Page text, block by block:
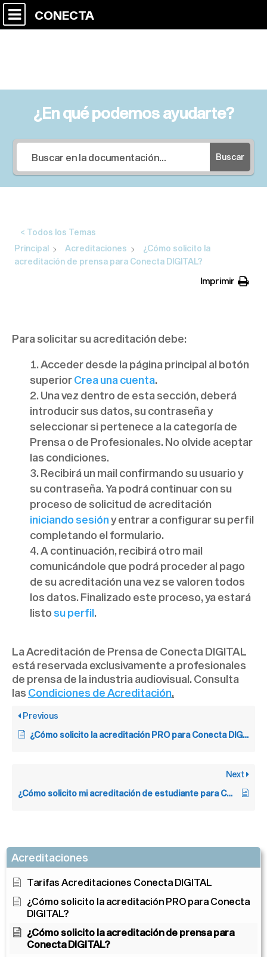
CONECTA
¿En qué podemos ayudarte?
Buscar
Acreditaciones
Tarifas Acreditaciones Conecta DIGITAL
¿Cómo solicito la acreditación PRO para Conecta
DIGITAL?
¿Cómo solicito la acreditación de prensa para
Conecta DIGITAL?
< Todos los Temas
Principal
Acreditaciones
¿Cómo solicito la
acreditación de prensa para Conecta DIGITAL?
Imprimir
Para solicitar su acreditación debe:
Acceder desde la página principal al botón
superiorCrea una cuenta.
Una vez dentro de esta sección, deberá
introducir sus datos, su contraseña y
seleccionar si pertenece a la categoría de
Prensa o de Profesionales. No olvide aceptar
las condiciones.
Recibirá un mail confirmando su usuario y
su contraseña. Ya podrá continuar con su
proceso de solicitud de acreditación
iniciando sesióny entrar a configurar su perfil
completando el formulario.
A continuación, recibirá otro mail
comunicándole que podrá proceder al pago
de su acreditación una vez se valoren todos
los datos. Finalizado este proceso, ya estará
listosu perfil.
La Acreditación de Prensa de Conecta DIGITAL
está reservada exclusivamente a profesionales
de prensa de la industria audiovisual. Consulta
las Condiciones de Acreditación.
Previous
¿Cómo solicito la acreditación PRO para Conecta DIGITAL?
Next
¿Cómo solicito mi acreditación de estudiante para Conecta DIGITAL?